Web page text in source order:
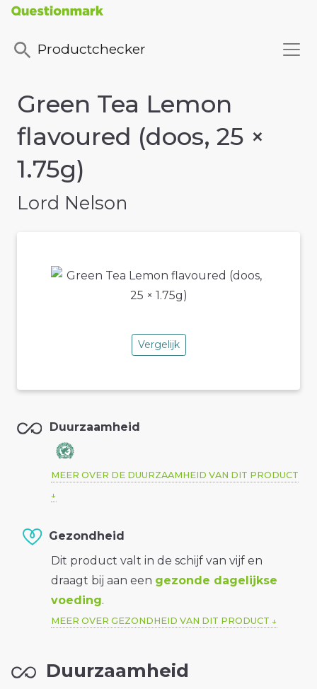
Productchecker
Green Tea Lemon
flavoured (doos, 25 ×
1.75g)
Lord Nelson
Vergelijk
Duurzaamheid
MEER OVER DE DUURZAAMHEID VAN DIT PRODUCT
Gezondheid
Dit product valt in de schijf van vijf en
draagt bij aan een gezonde dagelijkse
voeding.
MEER OVER GEZONDHEID VAN DIT PRODUCT
Duurzaamheid